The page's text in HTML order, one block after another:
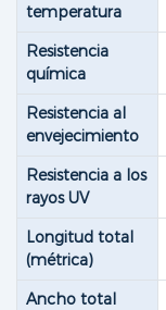
temperatura
Resistencia
química
Resistencia al
envejecimiento
Resistencia a los
rayos UV
Longitud total
(métrica)
Ancho total